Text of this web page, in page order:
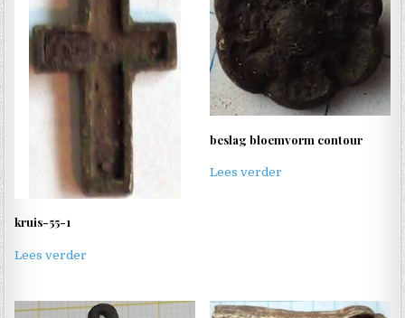
kruis-55-1
Lees verder
beslag bloemvorm contour
Lees verder